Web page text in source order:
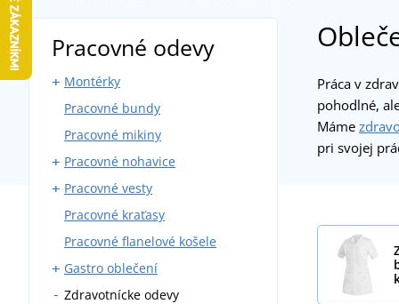
Práca v
pohodlné,
Máme
pri svojej
Pracovné odevy
Montérky
Montérky s trakmi
Montérky do pása
Blúzy
Montérkové komplety
Pracovné kombinézy
Zateplené montérky
Pracovné bundy
Pracovné mikiny
Pracovné nohavice
Nohavice do pása
Nohavice s trakmi
Pracovné vesty
S vreckami
Zateplené
Pracovné kraťasy
Pracovné flanelové košele
Gastro oblečení
Pracovné nohavice
Zdravotnícke odevy